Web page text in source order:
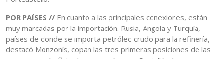
POR PAÍSES // En cuanto a las principales conexiones, están
muy marcadas por la importación. Rusia, Angola y Turquía,
países de donde se importa petróleo crudo para la refinería,
destacó Monzonís, copan las tres primeras posiciones de las